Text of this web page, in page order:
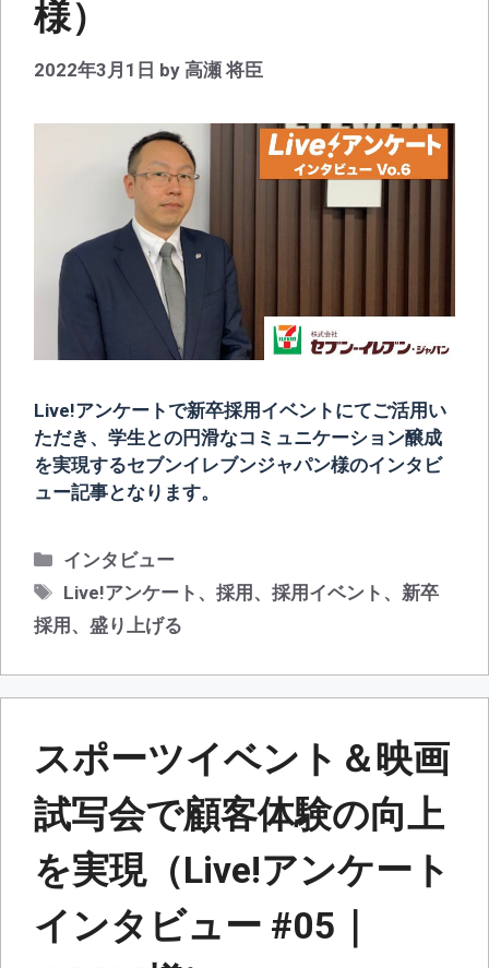
様）
2022年3月1日 by 高瀬 将臣
Live!アンケートで新卒採用イベントにてご活用い
ただき、学生との円滑なコミュニケーション醸成
を実現するセブンイレブンジャパン様のインタビ
ュー記事となります。
カ
テ
リ
インタビュー
タ
グ
Live!アンケート 、採用 、採用イベント 、新卒
採用 、 盛り上げる
スポーツイベント＆映画
試写会で顧客体験の向上
を実現（Live!アンケート
インタビュー #05｜